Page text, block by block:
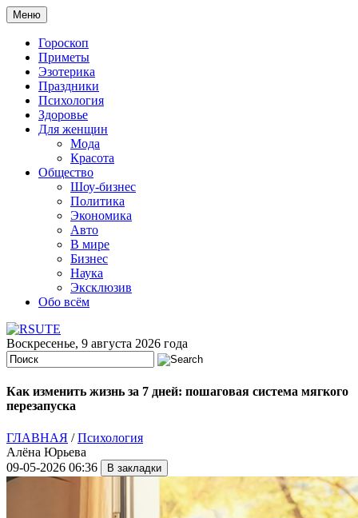
Меню
Гороскоп
Приметы
Эзотерика
Праздники
Психология
Здоровье
Для женщин
Мода
Красота
Общество
Шоу-бизнес
Политика
Экономика
Авто
В мире
Бизнес
Наука
Эксклюзив
Обо всём
Воскресенье, 9 августа 2026 года
Как изменить жизнь за 7 дней: пошаговая система мягкого
перезапуска
ГЛАВНАЯ /Психология
Алёна Юрьева
09-05-2026 06:36